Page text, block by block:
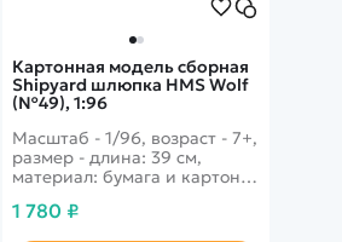
Картонная модель сборная
Shipyard шлюпка HMS Wolf
(№49), 1:96
Масштаб - 1/96, возраст - 7+,
размер - длина: 39 см,
материал: бумага и картон.
из себя английский корабль
1 780 ₽